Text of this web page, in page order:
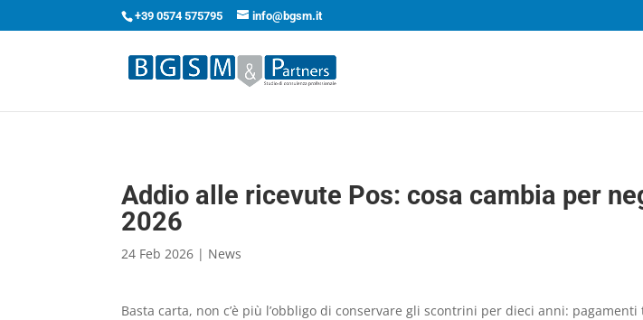
+39 0574 575795 info@bgsm.it
Addio alle ricevute Pos: cosa cambia per
2026
24 Feb 2026 | News
Basta carta, non c’è più l’obbligo di conservare gli scontrini per dieci anni: